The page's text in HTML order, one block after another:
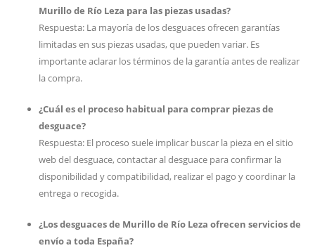
Murillo de Río Leza para las piezas usadas?
Respuesta: La mayoría de los desguaces ofrecen garantías
limitadas en sus piezas usadas, que pueden variar. Es
importante aclarar los términos de la garantía antes de realizar
la compra.
¿Cuál es el proceso habitual para comprar piezas de
desguace?
Respuesta: El proceso suele implicar buscar la pieza en el sitio
web del desguace, contactar al desguace para confirmar la
disponibilidad y compatibilidad, realizar el pago y coordinar la
entrega o recogida.
¿Los desguaces de Murillo de Río Leza ofrecen servicios de
envío a toda España?